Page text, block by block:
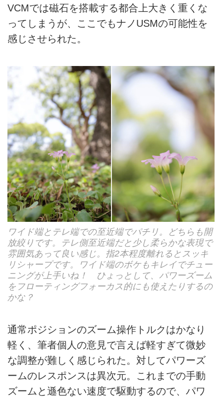
VCMでは磁石を搭載する都合上大きく重くな
ってしまうが、ここでもナノUSMの可能性を
感じさせられた。
ワイド端とテレ端での至近端でパチリ。どちらも開
放絞りです。テレ側至近端だと少し柔らかな表現で
雰囲気あって良い感じ。指2本程度離れるとスッキ
リシャープです。ワイド端のボケもキレイでチュー
ニングが上手いね！ ひょっとして、パワーズーム
をフローティングフォーカス的にも使えたりするの
かな？
通常ポジションのズーム操作トルクはかなり
軽く、筆者個人の意見で言えば軽すぎて微妙
な調整が難しく感じられた。対してパワーズ
ームのレスポンスは異次元。これまでの手動
ズームと遜色ない速度で駆動するので、パワ